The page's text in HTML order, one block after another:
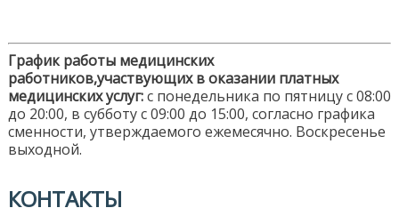
График работы медицинских
работников,участвующих в оказании платных
медицинских услуг:с понедельника по пятницу с 08:00
до 20:00, в субботу с 09:00 до 15:00, согласно графика
сменности, утверждаемого ежемесячно. Воскресенье
выходной.
КОНТАКТЫ